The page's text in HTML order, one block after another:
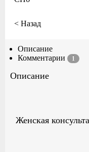
< Назад
Описание
Комментарии
1
Описание
Женская